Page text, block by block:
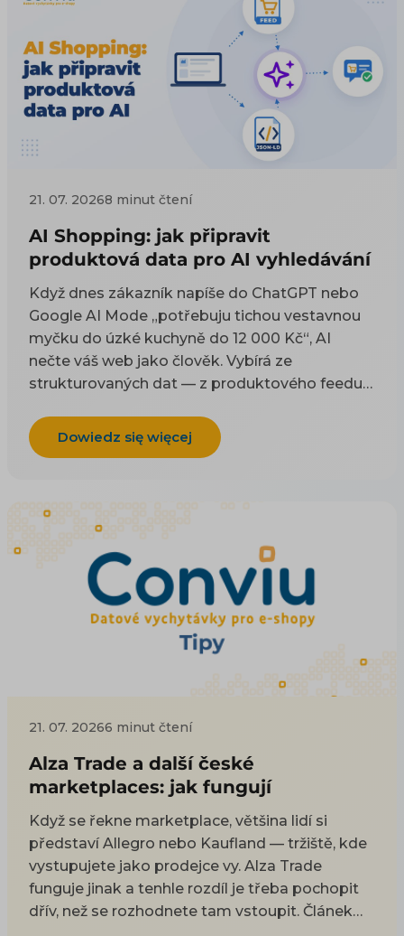
21. 07. 20268 minut čtení
AI Shopping: jak připravit
produktová data pro AI vyhledávání
Když dnes zákazník napíše do ChatGPT nebo
Google AI Mode „potřebuju tichou vestavnou
myčku do úzké kuchyně do 12 000 Kč“, AI
nečte váš web jako člověk. Vybírá ze
strukturovaných dat — z produktového feedu a
návod, co do těch dat dát a jak je naplnit, aby
vás AI uměla doporučit. Proč na AI viditelnosti
produktový feed a jak funguje, vysvětlují
Dowiedz się więcej
21. 07. 20266 minut čtení
Alza Trade a další české
marketplaces: jak fungují
Když se řekne marketplace, většina lidí si
představí Allegro nebo Kaufland — tržiště, kde
vystupujete jako prodejce vy. Alza Trade
funguje jinak a tenhle rozdíl je třeba pochopit
dřív, než se rozhodnete tam vstoupit. Článek